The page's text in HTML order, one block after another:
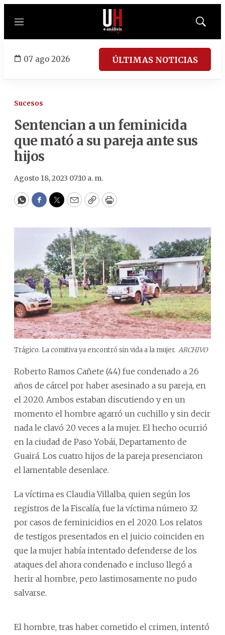
Menú
Mostrar
07 ago 2026 ÚLTIMAS NOTICIAS
Sucesos
Sentencian a un feminicida
que mató a su pareja ante sus
hijos
Agosto 18, 2023 07:10 a. m.
WhatsApp
Facebook
Twitter
EmailCopyPrint
Trágico. La comitiva ya encontró sin vida a la mujer. ARCHIVO
Roberto Ramos Cañete (44) fue condenado a 26
años de cárcel por haber asesinado a su pareja, en
el 2020. Ambos estaban discutiendo y en un
momento el hombre agarró un cuchillo y sin decir
nada le clavó 20 veces a la mujer. El hecho ocurrió
en la ciudad de Paso Yobái, Departamento de
Guairá. Los cuatro hijos de la pareja presenciaron
el lamentable desenlace.
La víctima es Claudia Villalba, quien según los
registros de la Fiscalía, fue la víctima número 32
por casos de feminicidios en el 2020. Los relatos
de testigos presentados en el juicio coinciden en
que la mujer había intentado defenderse de los
ataques del ahora condenado e incluso llegó a
herir al hombre, pero lastimosamente no pudo
salvarse.
El hombre, tras haber cometido el crimen, intentó